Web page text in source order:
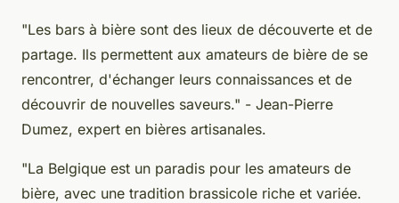
"Les bars à bière sont des lieux de découverte et de
partage. Ils permettent aux amateurs de bière de se
rencontrer, d'échanger leurs connaissances et de
découvrir de nouvelles saveurs." - Jean-Pierre
Dumez, expert en bières artisanales.
"La Belgique est un paradis pour les amateurs de
bière, avec une tradition brassicole riche et variée.